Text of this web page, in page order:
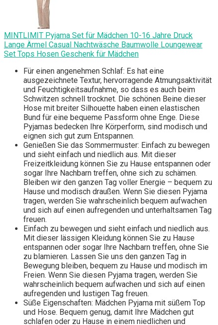
MINTLIMIT Pyjama Set für Mädchen 10-16 Jahre Druck
Lange Ärmel Casual Nachtwäsche Baumwolle Loungewear
Set Tops Hosen Geschenk für Mädchen
Für einen angenehmen Schlaf: Es hat eine
ausgezeichnete Textur, hervorragende Atmungsaktivität
und Feuchtigkeitsaufnahme, so dass es auch beim
Schwitzen schnell trocknet. Die schönen Beine dieser
Hose mit breiter Silhouette haben einen elastischen
Bund für eine bequeme Passform ohne Enge. Diese
Pyjamas bedecken Ihre Körperform, sind modisch und
eignen sich gut zum Entspannen.
Genießen Sie das Sommermuster: Einfach zu bewegen
und sieht einfach und niedlich aus. Mit dieser
Freizeitkleidung können Sie zu Hause entspannen oder
sogar Ihre Nachbarn treffen, ohne sich zu schämen.
Bleiben wir den ganzen Tag voller Energie – bequem zu
Hause und modisch draußen. Wenn Sie diesen Pyjama
tragen, werden Sie wahrscheinlich bequem aufwachen
und sich auf einen aufregenden und unterhaltsamen Tag
freuen.
Einfach zu bewegen und sieht einfach und niedlich aus.
Mit dieser lässigen Kleidung können Sie zu Hause
entspannen oder sogar Ihre Nachbarn treffen, ohne Sie
zu blamieren. Lassen Sie uns den ganzen Tag in
Bewegung bleiben, bequem zu Hause und modisch im
Freien. Wenn Sie diesen Pyjama tragen, werden Sie
wahrscheinlich bequem aufwachen und sich auf einen
aufregenden und lustigen Tag freuen.
Süße Eigenschaften: Mädchen Pyjama mit süßem Top
und Hose. Bequem genug, damit Ihre Mädchen gut
schlafen oder zu Hause in einem niedlichen und